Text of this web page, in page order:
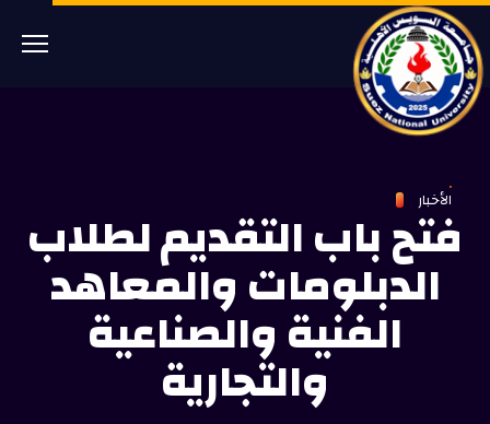
الأخبار
فتح باب التقديم لطلاب
الدبلومات والمعاهد
الفنية والصناعية
والتجارية